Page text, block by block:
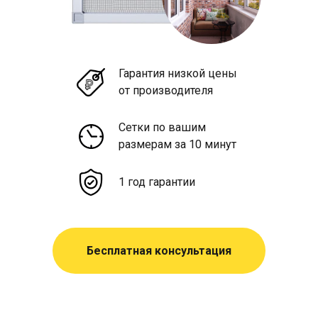
Гарантия низкой цены
от производителя
Сетки по вашим
размерам за 10 минут
1 год гарантии
Бесплатная консультация